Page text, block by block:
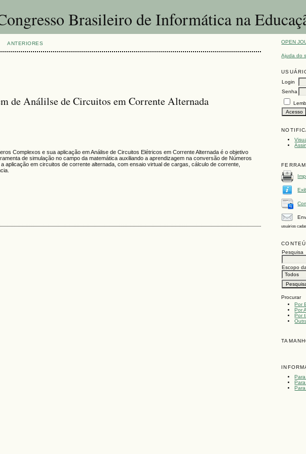
Brasileiro de Informática na
OPEN
Ajuda do
Login
Senha
usuários
Pesquisa
Escopo
Procurar
Por
Por
Por
ANTERIORES
de Análilse de Circuitos em Corrente Alternada
Complexos e sua aplicação em Análise de Circuitos Elétricos em Corrente Alternada é o objetivo
de simulação no campo da matemática auxiliando a aprendizagem na conversão de Números
aplicação em circuitos de corrente alternada, com ensaio virtual de cargas, cálculo de corrente,